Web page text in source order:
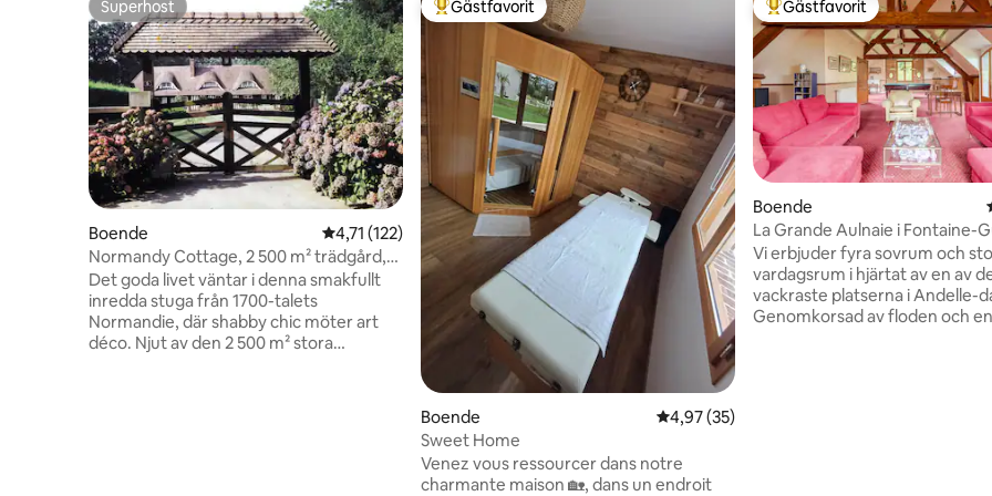
Superhost
Superhost
Boende 4,71 av 5 i genomsnittligt betyg, 122 omdömen
4,71 (122)
Normandy Cottage, 2 500 m² trädgård,
15 meter till havet
Det goda livet väntar i denna smakfullt
inredda stuga från 1700-talets
Normandie, där shabby chic möter art
déco. Njut av den 2 500 m² stora
Populär gästfavorit
Gästfavorit
Boende 4,97 av 5 i genomsnittligt betyg, 35
4,97 (35)
Sweet Home
Venez vous ressourcer dans notre
charmante maison 🏡, dans un endroit
Populär gästfavorit
Gästfavorit
Boende
La Grande Aulnaie i Fontaine-
Vi erbjuder fyra sovrum och
vardagsrum i hjärtat av en av
vackraste platserna i Andelle-
Genomkorsad av floden och